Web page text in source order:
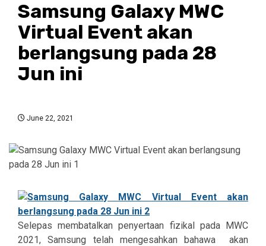
Samsung Galaxy MWC
Virtual Event akan
berlangsung pada 28
Jun ini
June 22, 2021
Selepas membatalkan penyertaan fizikal pada MWC
2021, Samsung telah mengesahkan bahawa akan